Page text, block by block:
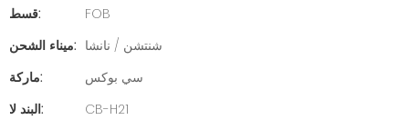
قسط:
FOB
ميناء الشحن: شنتشن / نانشا
ماركة:
سي بوكس
البند لا:
CB-H21